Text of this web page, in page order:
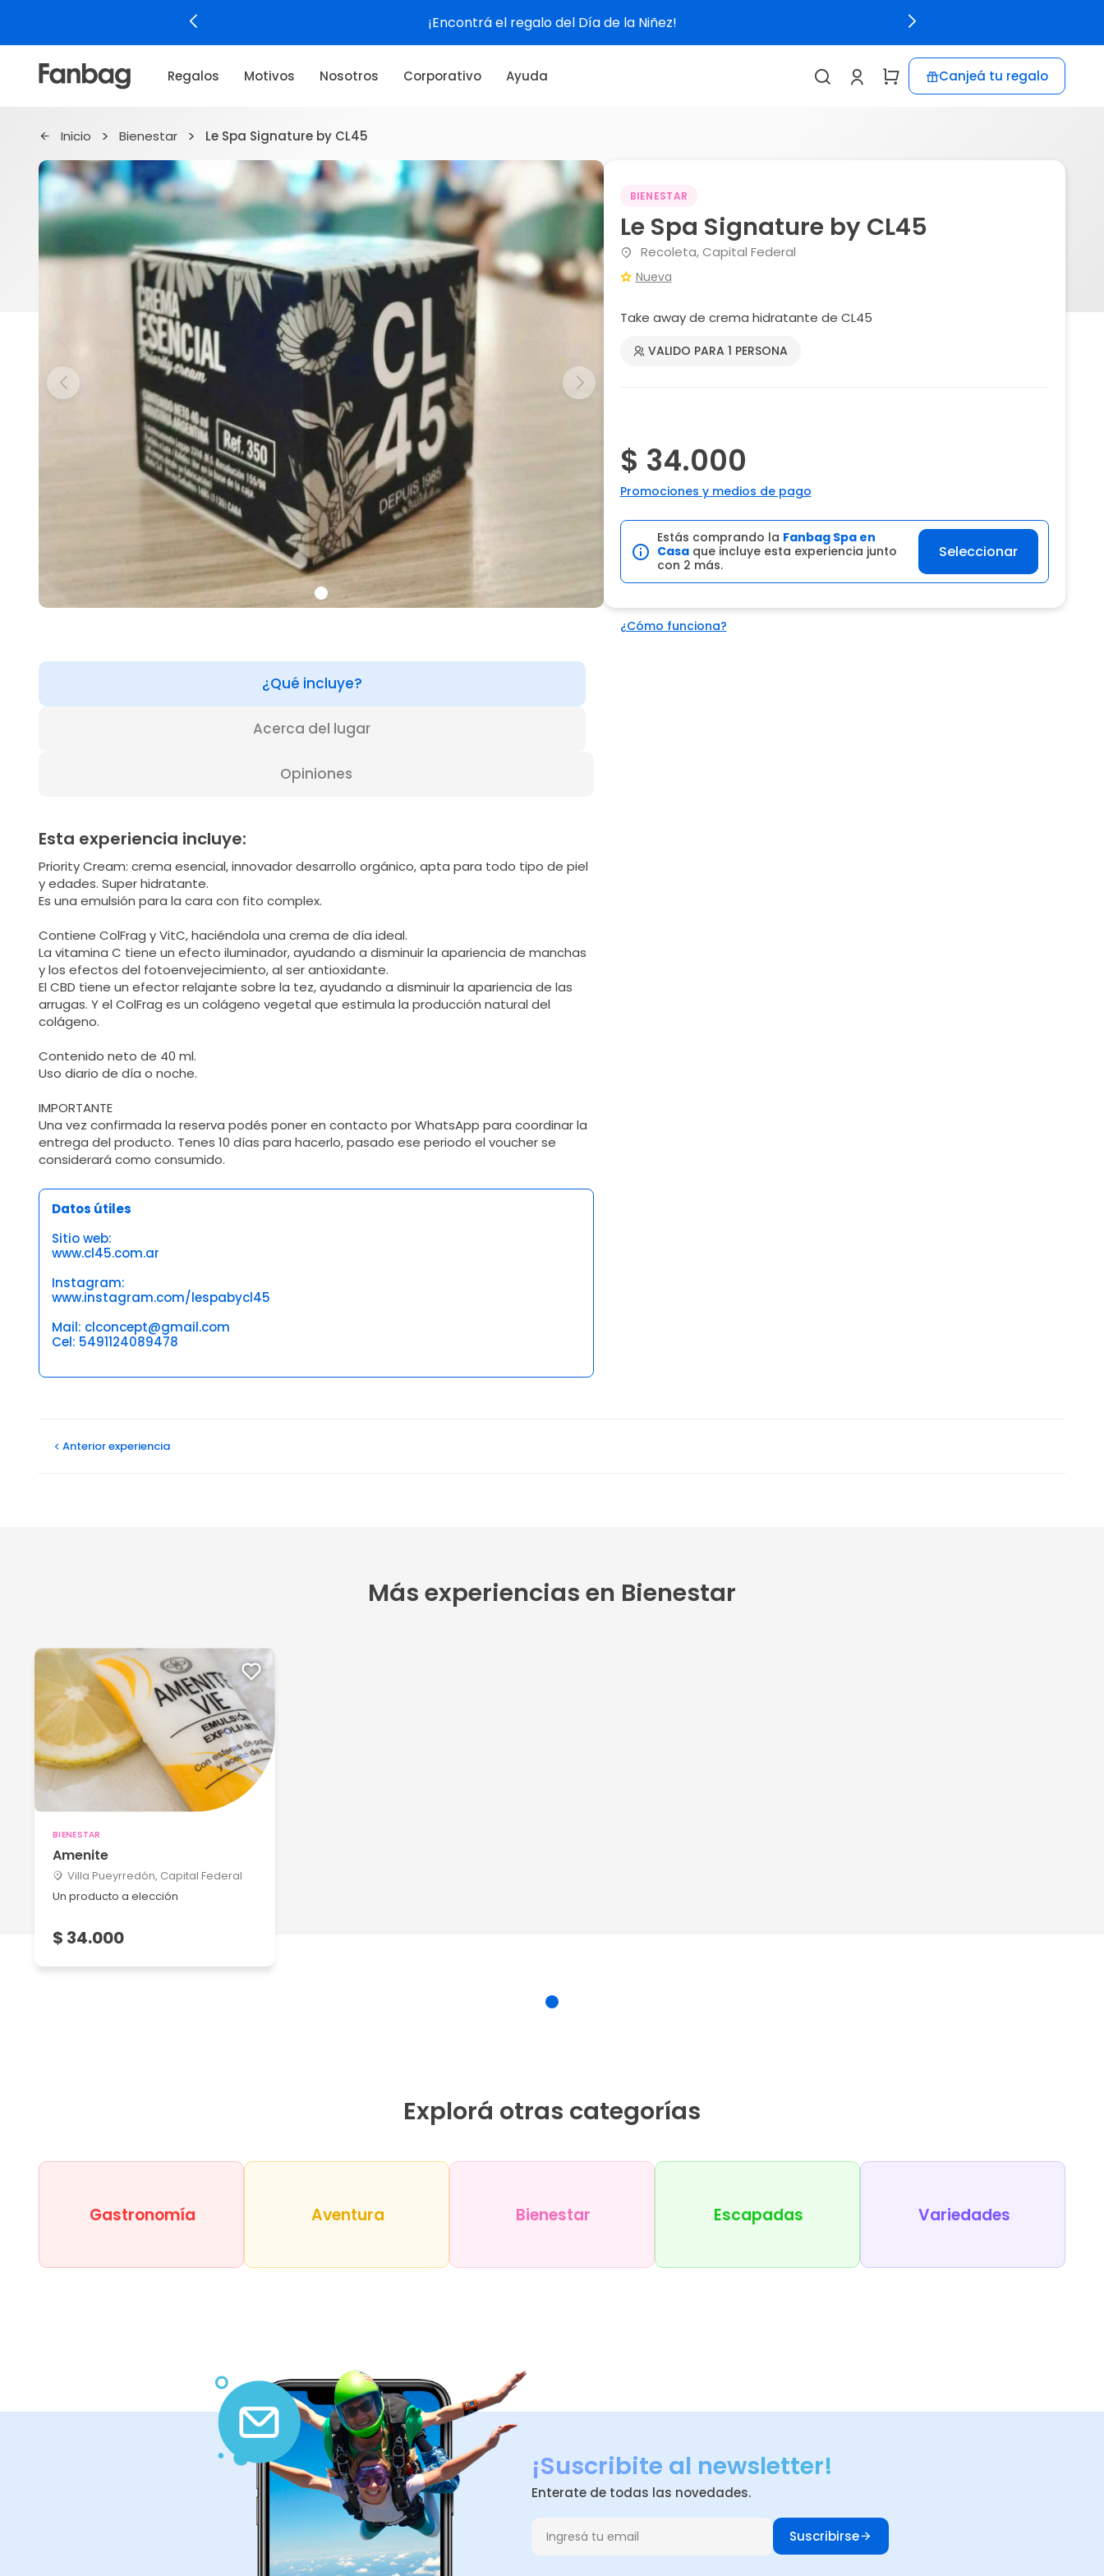
¡Encontrá el regalo del Día de la Niñez!
Regalos Motivos Nosotros Corporativo Ayuda Canjeá tu regalo
Inicio Bienestar Le Spa Signature by CL45
BIENESTAR
Le Spa Signature by CL45
Recoleta, Capital Federal
Nueva
Take away de crema hidratante de CL45
VALIDO PARA 1 PERSONA
$ 34.000
Promociones y medios de pago
Estás comprando la Fanbag Spa en
Casaque incluye esta experiencia junto
con 2 más.
Seleccionar
¿Cómo funciona?
¿Qué incluye?
Acerca del lugar
Opiniones
Esta experiencia incluye:
Priority Cream: crema esencial, innovador desarrollo orgánico, apta para todo tipo de piel
y edades. Super hidratante.
Es una emulsión para la cara con fito complex.
Contiene ColFrag y VitC, haciéndola una crema de día ideal.
La vitamina C tiene un efecto iluminador, ayudando a disminuir la apariencia de manchas
y los efectos del fotoenvejecimiento, al ser antioxidante.
El CBD tiene un efector relajante sobre la tez, ayudando a disminuir la apariencia de las
arrugas. Y el ColFrag es un colágeno vegetal que estimula la producción natural del
colágeno.
Contenido neto de 40 ml.
Uso diario de día o noche.
IMPORTANTE
Una vez confirmada la reserva podés poner en contacto por WhatsApp para coordinar la
entrega del producto. Tenes 10 días para hacerlo, pasado ese periodo el voucher se
considerará como consumido.
Datos útiles
Sitio web:
www.cl45.com.ar
Instagram:
www.instagram.com/lespabycl45
Mail: clconcept@gmail.com
Cel: 5491124089478
Anteriorexperiencia
Más experiencias en Bienestar
BIENESTAR
Amenite
Villa Pueyrredón, Capital Federal
Un producto a elección
$ 34.000
Explorá otras categorías
Gastronomía Aventura Bienestar Escapadas Variedades
¡Suscribite al newsletter!
Enterate de todas las novedades.
Suscribirse